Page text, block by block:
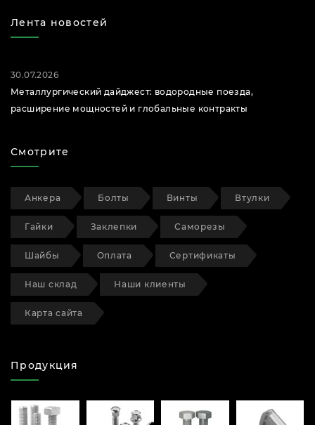
Лента новостей
30.07.2026
Металлургический дайджест: водородные поезда,
расширение мощностей и глобальные контракты
Смотрите
Анкера Болты Винты Втулки
Гайки Заклепки Саморезы
Шайбы Оплата Сертификаты
Наш склад Наши клиенты
Карта сайта
Продукция